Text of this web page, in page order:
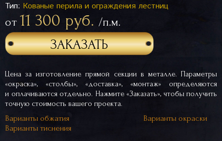
Тип: Кованые перила и ограждения лестниц
от 11 300 руб. /п.м.
ЗАКАЗАТЬ
Цена за изготовление прямой секции в металле. Параметры
«окраска», «столбы», «доставка», «монтаж» определяются
и оплачиваются отдельно. Нажмите «Заказать», чтобы получить
точную стоимость вашего проекта.
Варианты обжатия
Варианты окраски
Варианты тиснения